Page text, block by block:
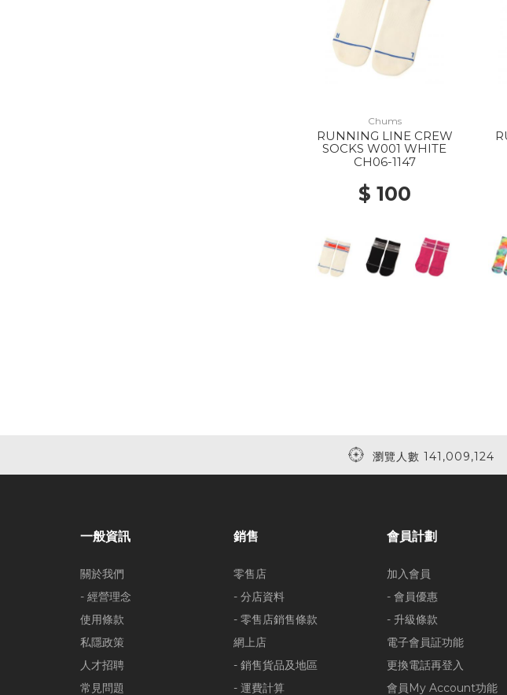
Chums
RUNNING LINE CREW
SOCKS W001 WHITE
CH06-1147
$ 100
瀏覽人數 141,009,124
一般資訊
關於我們
- 經營理念
使用條款
私隱政策
人才招聘
常見問題
銷售
零售店
- 分店資料
- 零售店銷售條款
網上店
- 銷售貨品及地區
- 運費計算
會員計劃
加入會員
- 會員優惠
- 升級條款
電子會員証功能
更換電話再登入
會員My Account功能